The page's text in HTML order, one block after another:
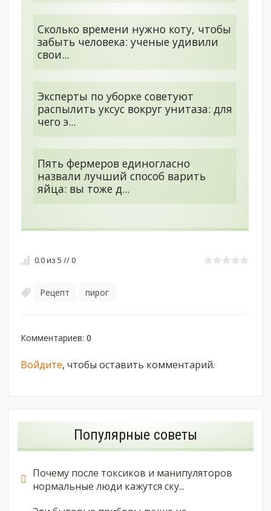
Сколько времени нужно коту, чтобы
забыть человека: ученые удивили
свои...
Эксперты по уборке советуют
распылить уксус вокруг унитаза: для
чего э...
Пять фермеров единогласно
назвали лучший способ варить
яйца: вы тоже д...
0.0из5 // 0
Рецепт пирог
Комментариев:0
Войдите, чтобы оставить комментарий.
Популярные советы
Почему после токсиков и манипуляторов
нормальные люди кажутся ску...